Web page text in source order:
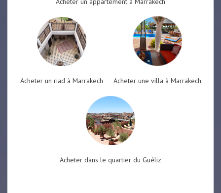
Acheter un riad à Marrakech Acheter une villa à Marrakech
Acheter dans le quartier du Guéliz